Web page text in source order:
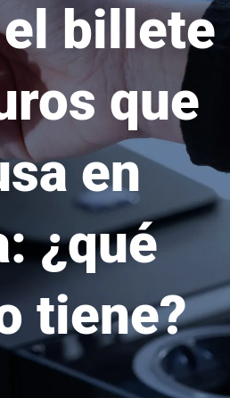
billete
que
en
¿qué
tiene?